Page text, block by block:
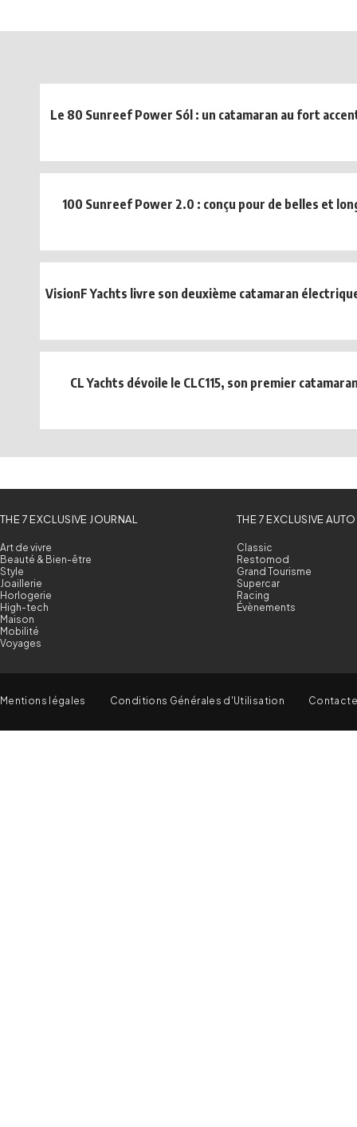
Le 80 Sunreef Power Sól : un catamaran au fort
100 Sunreef Power 2.0 : conçu pour de belles et
VisionF Yachts livre son deuxième catamaran
CL Yachts dévoile le CLC115, son premier
THE 7 EXCLUSIVE JOURNAL
Art de vivre
Beauté & Bien-être
Style
Joaillerie
Horlogerie
High-tech
Maison
Mobilité
Voyages
THE 7 EXCLUSIVE AUTO
Classic
Restomod
Grand Tourisme
Supercar
Racing
Évènements
Mentions légales Conditions Générales d'Utilisation